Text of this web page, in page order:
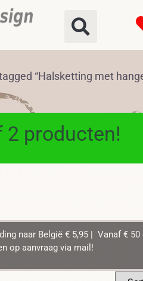
“Halsketting met
2 producten!
naar België € 5,95 | Vanaf €
op aanvraag via mail!